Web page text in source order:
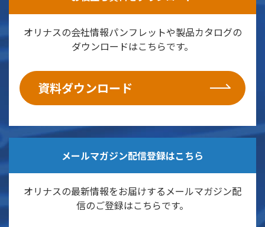
オリナスの会社情報パンフレットや製品カタログの
ダウンロードはこちらです。
資料ダウンロード
メールマガジン配信登録はこちら
オリナスの最新情報をお届けするメールマガジン配
信のご登録はこちらです。